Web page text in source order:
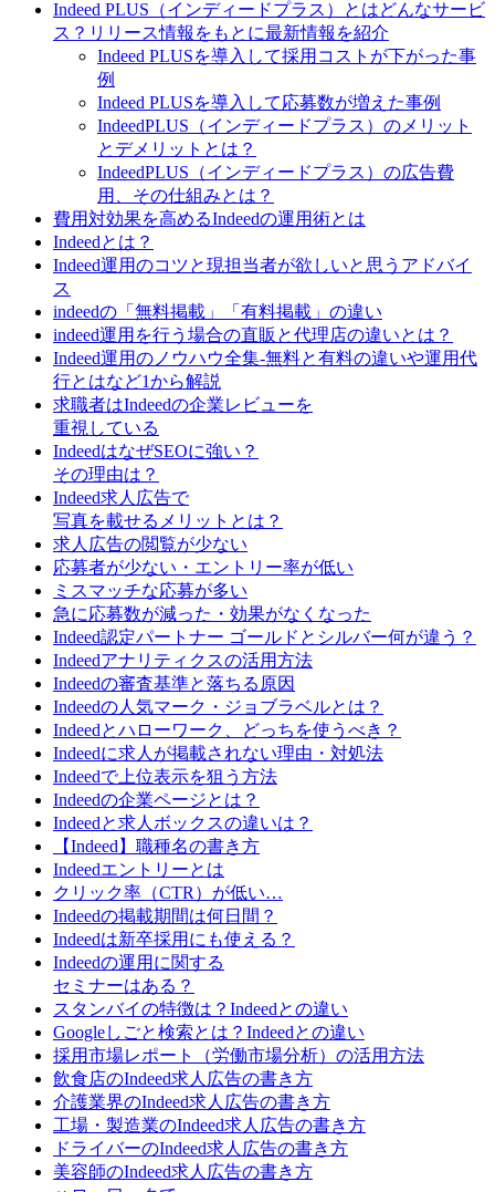
Indeed PLUS（インディードプラス）とはどんなサービ
ス？リリース情報をもとに最新情報を紹介
Indeed PLUSを導入して採用コストが下がった事
例
Indeed PLUSを導入して応募数が増えた事例
IndeedPLUS（インディードプラス）のメリット
とデメリットとは？
IndeedPLUS（インディードプラス）の広告費
用、その仕組みとは？
費用対効果を高めるIndeedの運用術とは
Indeedとは？
Indeed運用のコツと現担当者が欲しいと思うアドバイ
ス
indeedの「無料掲載」「有料掲載」の違い
indeed運用を行う場合の直販と代理店の違いとは？
Indeed運用のノウハウ全集-無料と有料の違いや運用代
行とはなど1から解説
求職者はIndeedの企業レビューを
重視している
IndeedはなぜSEOに強い？
その理由は？
Indeed求人広告で
写真を載せるメリットとは？
求人広告の閲覧が少ない
応募者が少ない・エントリー率が低い
ミスマッチな応募が多い
急に応募数が減った・効果がなくなった
Indeed認定パートナー ゴールドとシルバー何が違う？
Indeedアナリティクスの活用方法
Indeedの審査基準と落ちる原因
Indeedの人気マーク・ジョブラベルとは？
Indeedとハローワーク、どっちを使うべき？
Indeedに求人が掲載されない理由・対処法
Indeedで上位表示を狙う方法
Indeedの企業ページとは？
Indeedと求人ボックスの違いは？
【Indeed】職種名の書き方
Indeedエントリーとは
クリック率（CTR）が低い…
Indeedの掲載期間は何日間？
Indeedは新卒採用にも使える？
Indeedの運用に関する
セミナーはある？
スタンバイの特徴は？Indeedとの違い
Googleしごと検索とは？Indeedとの違い
採用市場レポート（労働市場分析）の活用方法
飲食店のIndeed求人広告の書き方
介護業界のIndeed求人広告の書き方
工場・製造業のIndeed求人広告の書き方
ドライバーのIndeed求人広告の書き方
美容師のIndeed求人広告の書き方